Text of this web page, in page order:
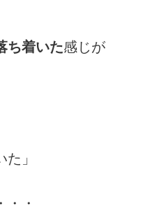
ち着いた感じが
」
・